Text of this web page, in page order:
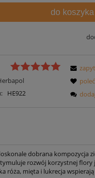
do koszyka
HE922
dobrana kompozycja
rozwój korzystnej flory
róża, mięta i lukrecja